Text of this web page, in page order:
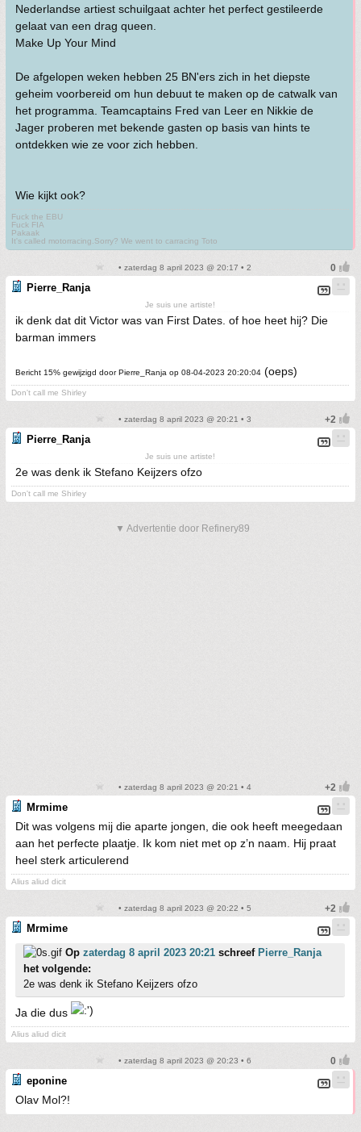
Nederlandse artiest schuilgaat achter het perfect gestileerde
gelaat van een drag queen.
Make Up Your Mind
De afgelopen weken hebben 25 BN'ers zich in het diepste
geheim voorbereid om hun debuut te maken op de catwalk van
het programma. Teamcaptains Fred van Leer en Nikkie de
Jager proberen met bekende gasten op basis van hints te
ontdekken wie ze voor zich hebben.
Wie kijkt ook?
Fuck the EBU
Fuck FIA
Pakaak
It's called motorracing.Sorry? We went to carracing Toto
• zaterdag 8 april 2023 @ 20:17 • 2
Pierre_Ranja
Je suis une artiste!
ik denk dat dit Victor was van First Dates. of hoe heet hij? Die
barman immers
Bericht 15% gewijzigd door Pierre_Ranja op 08-04-2023 20:20:04 (oeps)
Don't call me Shirley
• zaterdag 8 april 2023 @ 20:21 • 3
Pierre_Ranja
Je suis une artiste!
2e was denk ik Stefano Keijzers ofzo
Don't call me Shirley
▼ Advertentie door Refinery89
• zaterdag 8 april 2023 @ 20:21 • 4
Mrmime
Dit was volgens mij die aparte jongen, die ook heeft meegedaan
aan het perfecte plaatje. Ik kom niet met op z’n naam. Hij praat
heel sterk articulerend
Alius aliud dicit
• zaterdag 8 april 2023 @ 20:22 • 5
Mrmime
Op zaterdag 8 april 2023 20:21 schreef Pierre_Ranja
het volgende:
2e was denk ik Stefano Keijzers ofzo
Ja die dus
Alius aliud dicit
• zaterdag 8 april 2023 @ 20:23 • 6
eponine
Olav Mol?!